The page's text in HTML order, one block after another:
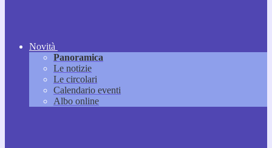
Novità
Panoramica
Le notizie
Le circolari
Calendario eventi
Albo online